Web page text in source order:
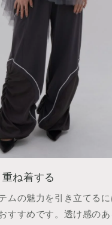
ね着する
ムの魅力を引き立てる
すすめです。透け感の